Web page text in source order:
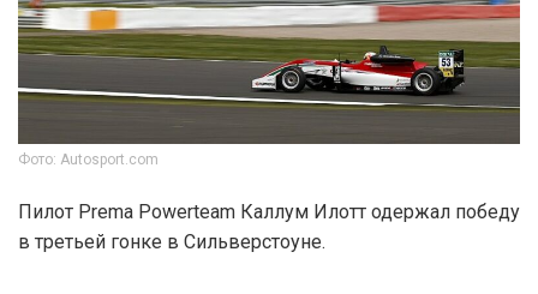
Фото: Autosport.com
Пилот Prema Powerteam Каллум Илотт одержал победу
в третьей гонке в Сильверстоуне.